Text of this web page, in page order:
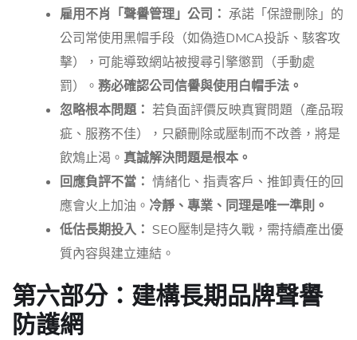
雇用不肖「聲譽管理」公司： 承諾「保證刪除」的
公司常使用黑帽手段（如偽造DMCA投訴、駭客攻
擊），可能導致網站被搜尋引擎懲罰（手動處
罰）。 務必確認公司信譽與使用白帽手法。
忽略根本問題： 若負面評價反映真實問題（產品瑕
疵、服務不佳），只顧刪除或壓制而不改善，將是
飲鴆止渴。 真誠解決問題是根本。
回應負評不當： 情緒化、指責客戶、推卸責任的回
應會火上加油。 冷靜、專業、同理是唯一準則。
低估長期投入： SEO壓制是持久戰，需持續產出優
質內容與建立連結。
第六部分：建構長期品牌聲譽
防護網